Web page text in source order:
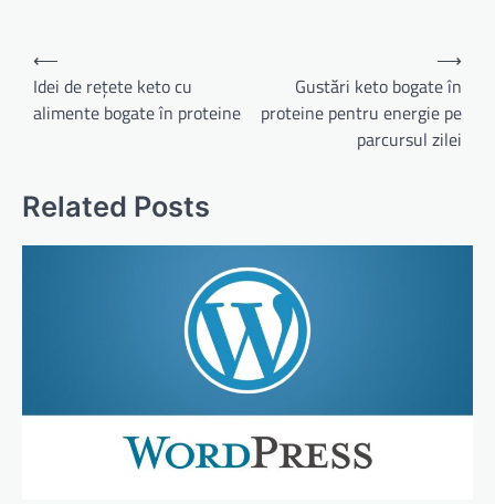
Navigare
în
articole
⟵
Idei de rețete keto cu
alimente bogate în proteine
Gustări keto bogate în
proteine pentru energie pe
parcursul zilei
⟶
Related Posts